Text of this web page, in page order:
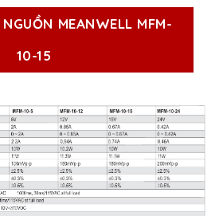
MEANWELL MFM-
10-15